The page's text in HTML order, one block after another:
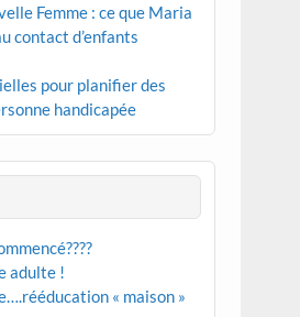
Femme : ce que Maria
contact d’enfants
pour planifier des
handicapée
adulte !
« maison »